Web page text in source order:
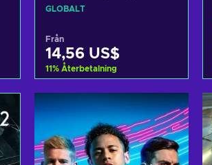
GLOBALT
Från
14,56 US$
11% Återbetalning
Lägg till i varukorgen
View offers